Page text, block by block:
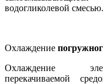
водогликолевой смесью.
Охлаждение
Охлаждение
перекачиваемой